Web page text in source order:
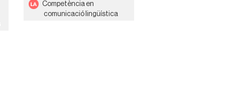
Competència en
comunicació lingüística